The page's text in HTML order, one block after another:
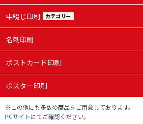
5,500部
120,430
円
99,260円
159,180
131,050
6,000部
130,480
円
105,010
175,940
139,070
6,500部
円
110,770
円
中綴じ印刷 カテゴリー
名刺印刷
ポストカード印刷
ポスター印刷
※この他にも多数の商品をご用意しております。
PCサイトにてご確認ください。